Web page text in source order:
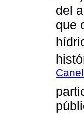
del
que